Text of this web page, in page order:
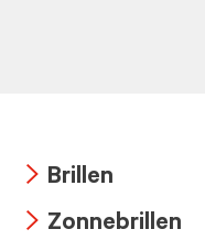
icon
Brillen
Zonnebrillen